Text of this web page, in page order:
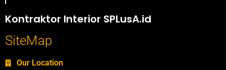
Kontraktor Interior SPLusA.id
SiteMap
Our Location